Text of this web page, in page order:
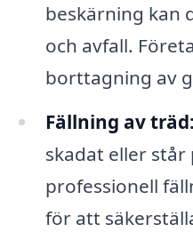
beskärning kan
och avfall.
borttagning av
Fällning av träd:
skadat eller står
professionell
för att